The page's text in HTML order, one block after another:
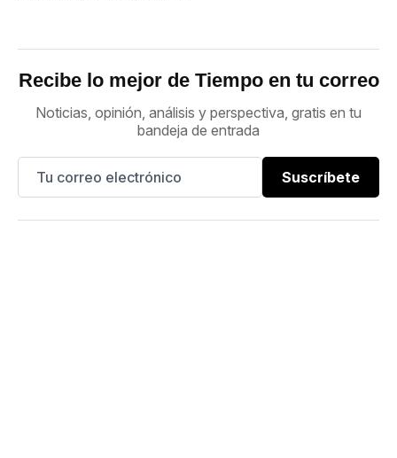
Recibe lo mejor de Tiempo en tu correo
Noticias, opinión, análisis y perspectiva, gratis en tu
bandeja de entrada
Suscríbete